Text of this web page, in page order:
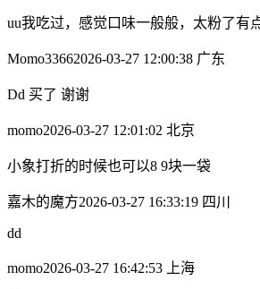
uu我吃过，感觉口味一般般，太粉了有
Momo33662026-03-27 12:00:38 广东
Dd 买了 谢谢
momo2026-03-27 12:01:02 北京
小象打折的时候也可以8 9块一袋
嘉木的魔方2026-03-27 16:33:19 四川
dd
momo2026-03-27 16:42:53 上海